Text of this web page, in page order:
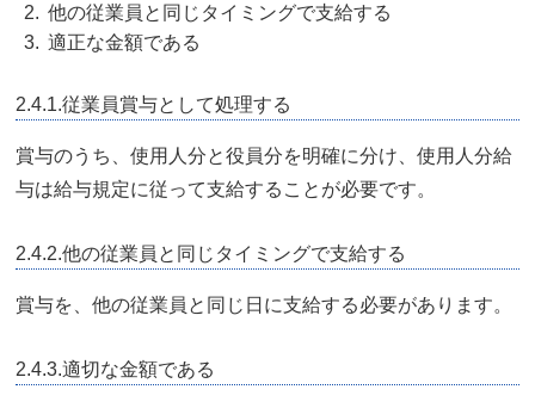
他の従業員と同じタイミングで支給する
適正な金額である
2.4.1.従業員賞与として処理する
賞与のうち、使用人分と役員分を明確に分け、使用人分給
与は給与規定に従って支給することが必要です。
2.4.2.他の従業員と同じタイミングで支給する
賞与を、他の従業員と同じ日に支給する必要があります。
2.4.3.適切な金額である